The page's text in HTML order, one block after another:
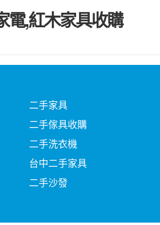
電,紅木家具收購
二手家具
二手傢具收購
二手洗衣機
台中二手家具
二手沙發